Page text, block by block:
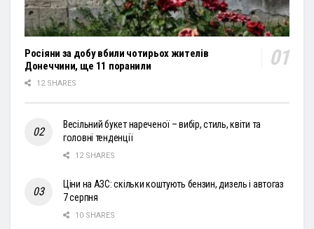
Росіяни за добу вбили чотирьох жителів
Донеччини, ще 11 поранили
12 SHARES
Весільний букет нареченої – вибір, стиль, квіти та
головні тенденції
12 SHARES
Ціни на АЗС: скільки коштують бензин, дизель і автогаз
7 серпня
10 SHARES